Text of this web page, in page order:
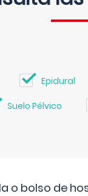
Epidural
Suelo Pélvico
o bolso de